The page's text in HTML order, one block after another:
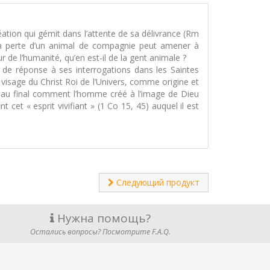
qui gémit dans l’attente de sa délivrance (Rm
d’un animal de compagnie peut amener à
l’humanité, qu’en est-il de la gent animale ?
réponse à ses interrogations dans les Saintes
du Christ Roi de l’Univers, comme origine et
final comment l’homme créé à l’image de Dieu
cet « esprit vivifiant » (1 Co 15, 45) auquel il est
Следующий продукт
Нужна помощь?
Остались вопросы? Посмотрите F.A.Q.